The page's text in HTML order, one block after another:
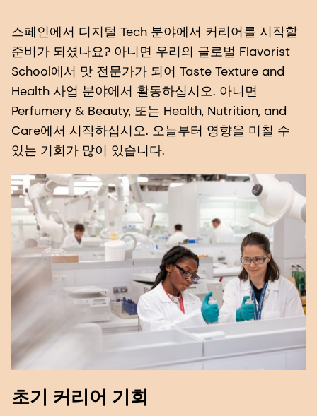
스페인에서 디지털 Tech 분야에서 커리어를 시작할
준비가 되셨나요? 아니면 우리의 글로벌 Flavorist
School에서 맛 전문가가 되어 Taste Texture and
Health 사업 분야에서 활동하십시오. 아니면
Perfumery & Beauty, 또는 Health, Nutrition, and
Care에서 시작하십시오. 오늘부터 영향을 미칠 수
있는 기회가 많이 있습니다.
초기 커리어 기회